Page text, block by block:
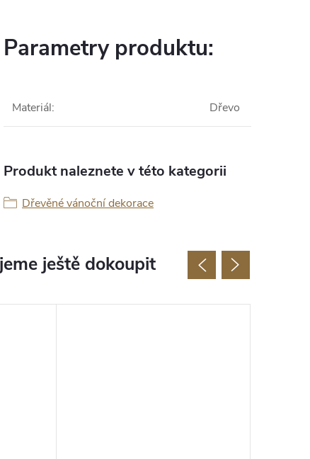
Parametry produktu:
Materiál: Dřevo
Produkt naleznete v této kategorii
Dřevěné vánoční dekorace
ještě dokoupit